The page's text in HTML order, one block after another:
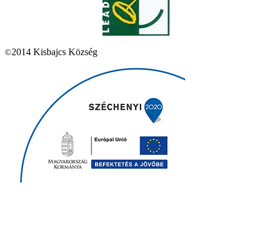
©2014 Kisbajcs Község